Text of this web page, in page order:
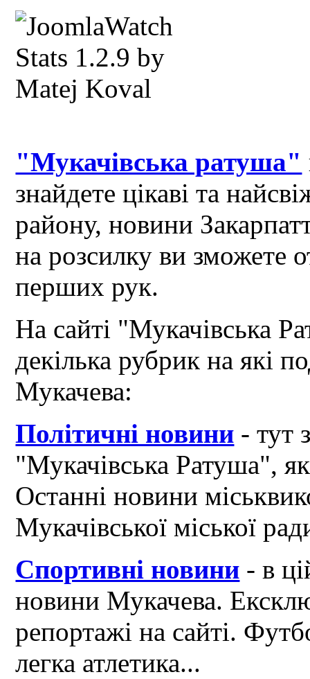
"Мукачівська ратуша"
знайдете цікаві та
району, новини
на розсилку ви зможете
перших рук.
На сайті "Мукачівська
декілька рубрик на які
Мукачева:
Політичні новини - тут
"Мукачівська Ратуша",
Останні новини
Мукачівської міської
Спортивні новини - в
новини Мукачева.
репортажі на сайті.
легка атлетика...